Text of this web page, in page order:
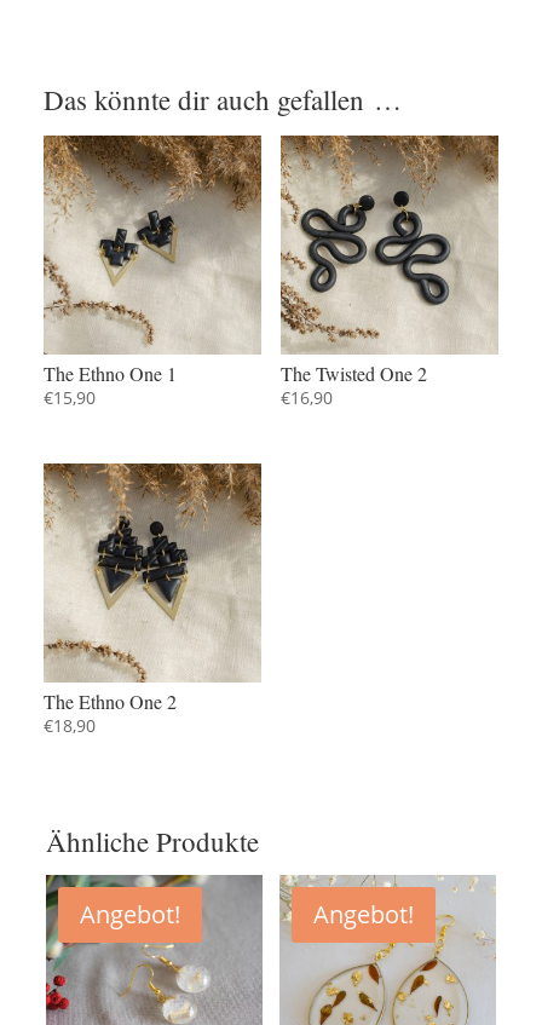
Das könnte dir auch gefallen …
The Ethno One 1
€15,90
The Twisted One 2
€16,90
The Ethno One 2
€18,90
Ähnliche Produkte
Angebot! Angebot!